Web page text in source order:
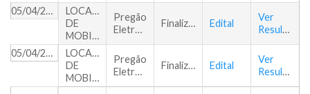
05/04/2019
LOCAÇÃO
DE
MOBILIÁRIOS
Pregão
Eletrônico
Finalizado Edital
Ver
Resultado
05/04/2019
LOCAÇÃO
DE
MOBILIÁRIOS
Pregão
Eletrônico
Finalizado Edital
Ver
Resultado